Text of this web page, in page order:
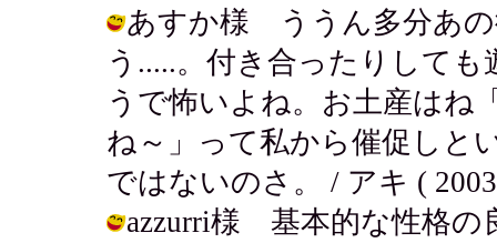
あすか様 ううん多分あの
う.....。付き合ったりして
うで怖いよね。お土産はね
ね～」って私から催促しと
ではないのさ。 / アキ (
azzurri様 基本的な性格の